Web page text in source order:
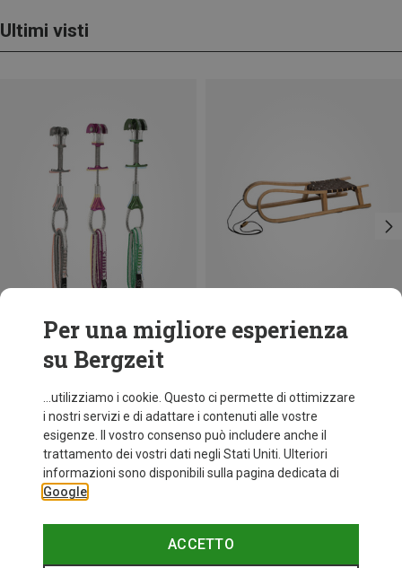
Ultimi visti
Risparmi 25%
Per una migliore esperienza
su Bergzeit
...utilizziamo i cookie. Questo ci permette di ottimizzare
i nostri servizi e di adattare i contenuti alle vostre
esigenze. Il vostro consenso può includere anche il
trattamento dei vostri dati negli Stati Uniti. Ulteriori
informazioni sono disponibili sulla pagina dedicata di
Google
ACCETTO